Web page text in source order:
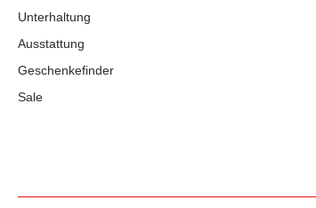
Unterhaltung
Ausstattung
Geschenkefinder
Sale